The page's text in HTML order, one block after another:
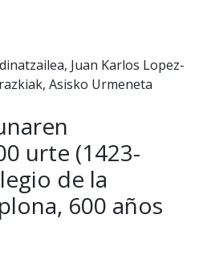
Juan Karlos Lopez-
Asisko Urmeneta
urte (1423-
de la
600 años